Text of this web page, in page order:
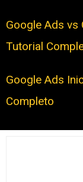
Google Ads vs
Tutorial
Google Ads
Completo